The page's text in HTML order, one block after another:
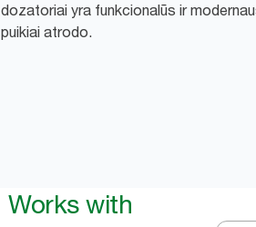
dozatoriai yra funkcionalūs ir
puikiai atrodo.
Works with